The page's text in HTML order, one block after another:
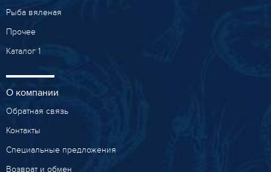
Рыба вяленая
Прочее
Каталог 1
О компании
Обратная связь
Контакты
Специальные предложения
Возврат и обмен